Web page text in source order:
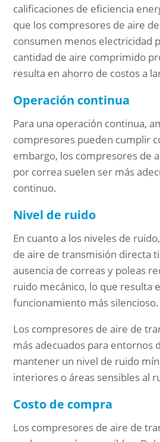
calificaciones de eficiencia
que los compresores de aire
consumen menos electricidad
cantidad de aire comprimido
resulta en ahorro de costos a
Operación continua
Para una operación continua,
compresores pueden cumplir
embargo, los compresores de
por correa suelen ser más
continuo.
Nivel de ruido
En cuanto a los niveles de
de aire de transmisión directa
ausencia de correas y poleas
ruido mecánico, lo que resulta
funcionamiento más silencioso.
Los compresores de aire de
más adecuados para entornos
mantener un nivel de ruido
interiores o áreas sensibles al
Costo de compra
Los compresores de aire de